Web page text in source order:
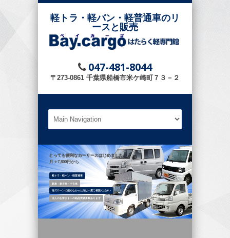
軽トラ・軽バン・軽普通車のリ
ースと販売
047-481-8044
〒273-0861 千葉県船橋市米ケ崎町７３－２
とっても便利なカーリースはじめました
月々7,800円から
軽トラ・軽バン・軽普通車
新車・新古車・中古車
他でローンの組めなかった方は一度ご相談ください
法人のお客さまへの納品実績多数あります